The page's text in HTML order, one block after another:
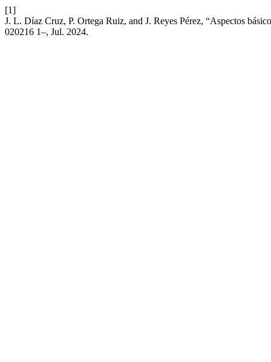
[1]
J. L. Díaz Cruz, P. Ortega Ruiz, and J. Reyes Pérez, “Aspectos
020216 1–, Jul. 2024.